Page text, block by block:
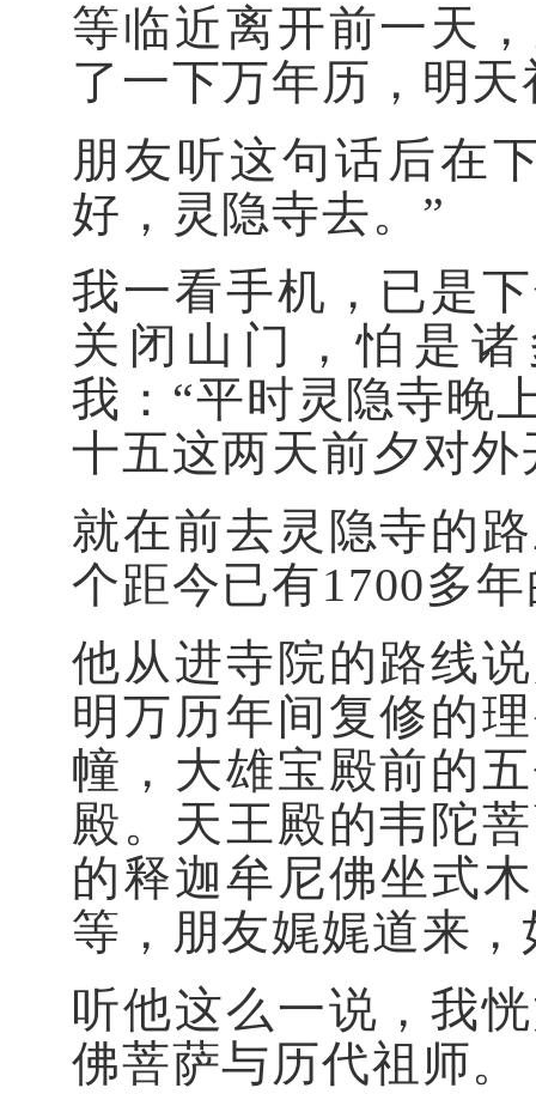
等临近离开前一天
了一下万年历，明天
朋友听这句话后在
好，灵隐寺去。”
我一看手机，已是
关闭山门，怕是
我：“平时灵隐寺晚
十五这两天前夕对
就在前去灵隐寺的
个距今已有1700多
他从进寺院的路线
明万历年间复修的
幢，大雄宝殿前的
殿。天王殿的韦陀
的释迦牟尼佛坐式
等，朋友娓娓道来
听他这么一说，我
佛菩萨与历代祖师。